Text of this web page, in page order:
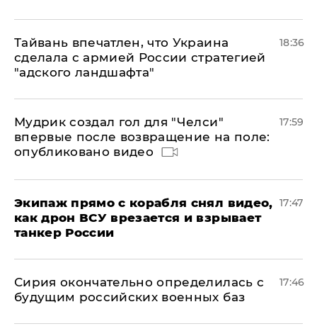
Тайвань впечатлен, что Украина
сделала с армией России стратегией
"адского ландшафта"
18:36
Мудрик создал гол для "Челси"
впервые после возвращение на поле:
опубликовано видео
17:59
Экипаж прямо с корабля снял видео,
как дрон ВСУ врезается и взрывает
танкер России
17:47
Сирия окончательно определилась с
будущим российских военных баз
17:46